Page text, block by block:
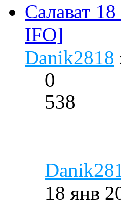
Салават
IFO]
Danik2818
0
538
18 янв